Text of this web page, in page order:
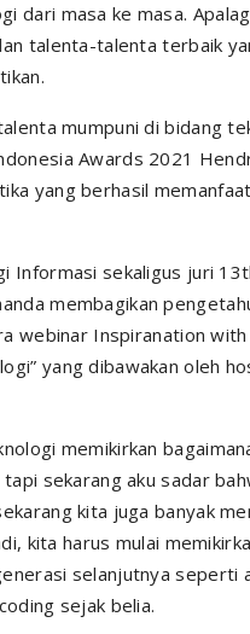
dari masa ke masa.
talenta-talenta terbaik
mumpuni di bidang
Awards 2021
yang berhasil
Informasi sekaligus juri
membagikan
webinar Inspiranation
yang dibawakan oleh
memikirkan
sekarang aku sadar
kita juga banyak
kita harus mulai
selanjutnya seperti
sejak belia.